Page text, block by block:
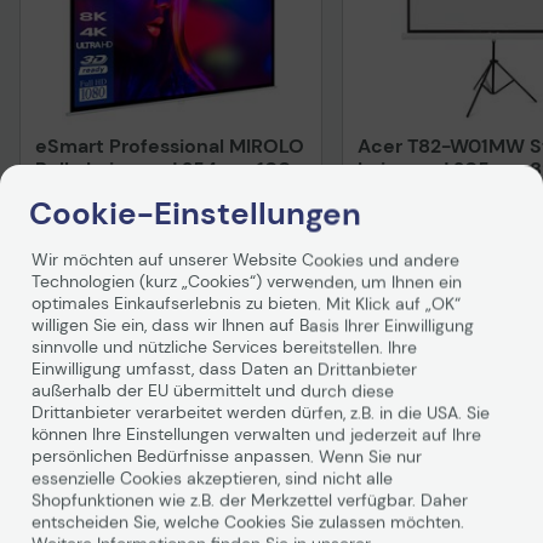
eSmart Professional MIROLO
Rollo Leinwand 254 cm 100
Artikel lieferbar per Spedition in ca.
3-5 Werktagen.
149,98 €
inkl. MwSt., versandkostenfrei in DE!
In den Warenkorb
Acer T82-W01MW
Leinwand 205 cm
Auf Lager
-20% UVP99,00 €
78,73 €
inkl. MwSt. zzgl.Versand
In den
Hinweis
Technisches
Cookie-Einstellungen
Wir möchten auf unserer Website Cookies und andere
Technologien (kurz „Cookies“) verwenden, um Ihnen ein
optimales Einkaufserlebnis zu bieten. Mit Klick auf „OK“
willigen Sie ein, dass wir Ihnen auf Basis Ihrer Einwilligung
sinnvolle und nützliche Services bereitstellen. Ihre
Einwilligung umfasst, dass Daten an Drittanbieter
außerhalb der EU übermittelt und durch diese
Drittanbieter verarbeitet werden dürfen, z.B. in die USA. Sie
können Ihre Einstellungen verwalten und jederzeit auf Ihre
persönlichen Bedürfnisse anpassen. Wenn Sie nur
essenzielle Cookies akzeptieren, sind nicht alle
Shopfunktionen wie z.B. der Merkzettel verfügbar. Daher
entscheiden Sie, welche Cookies Sie zulassen möchten.